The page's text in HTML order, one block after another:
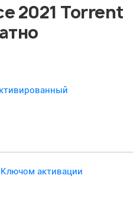
2021 Torrent
активации